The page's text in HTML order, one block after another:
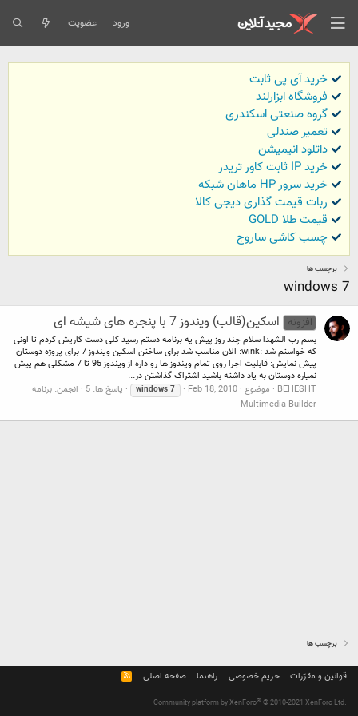
ورود عضویت
خرید آی پی ثابت
فروشگاه ابزارلند
گروه صنعتی اسکندری
تعمیر صندلی
داتلود انیمیشن
خرید IP ثابت کاور تریدر
خرید سرور HP ماهان شبکه
ربات قیمت گذاری دیجی کالا
قیمت طلا GOLD
چسب کاشی ساروج
برچسب ها
windows 7
افزونه اسکین(قالب) ویندوز 7 با پنجره های شیشه ای
بسم رب الشهدا سلام چند روز پیش یه برنامه دستم رسید کلی دست کاریش کردم تا اونی
که خواستم شد :wink: الان مناسب شد برای ساختن اسکین ویندوز 7 برای پروژه دوستان
پیش نمایش: قابلیت اجرا روی تمام ویندوز ها رو داره از ویندوز 95 تا 7 مشکلی هم پیش
نمیاره دوستان به یاد داشته باشید اشتراک گذاشتن در...
BEHESHT
موضوع Feb 18, 2010
windows 7 پاسخ ها: 5 انجمن: برنامه
Multimedia Builder
برچسب ها
قوانین و مقرّرات حریم خصوصی راهنما صفحه اصلی
R
S
Community platform by XenForo® © 2010-2021 XenForo Ltd.